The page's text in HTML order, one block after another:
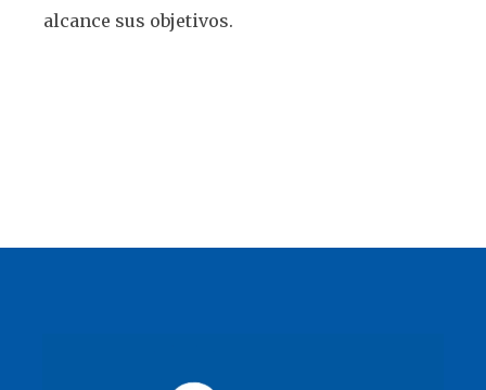
alcance sus objetivos.